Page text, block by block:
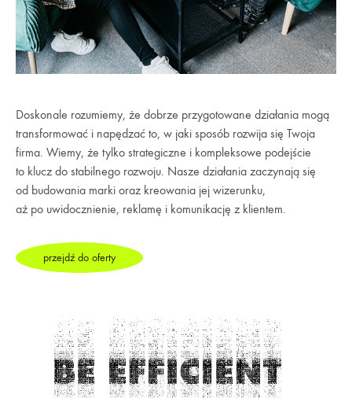
Doskonale rozumiemy, że dobrze przygotowane działania mogą
transformować i napędzać to, w jaki sposób rozwija się Twoja
firma. Wiemy, że tylko strategiczne i kompleksowe podejście
to klucz do stabilnego rozwoju. Nasze działania zaczynają się
od budowania marki oraz kreowania jej wizerunku,
aż po uwidocznienie, reklamę i komunikację z klientem.
przejdź do oferty